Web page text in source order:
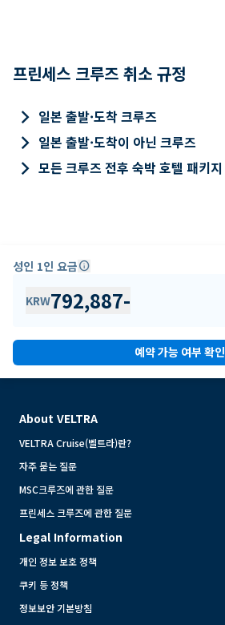
프린세스 크루즈 취소 규정
keyboard_arrow_right 일본 출발·도착 크루즈
keyboard_arrow_right 일본 출발·도착이 아닌 크루즈
keyboard_arrow_right 모든 크루즈 전후 숙박 호텔 패키지
성인 1인 요금info
KRW792,887-
예약 가능 여부 확인
About VELTRA
VELTRA Cruise(벨트라)란?
자주 묻는 질문
MSC크루즈에 관한 질문
프린세스 크루즈에 관한 질문
Legal Information
개인 정보 보호 정책
쿠키 등 정책
정보보안 기본방침